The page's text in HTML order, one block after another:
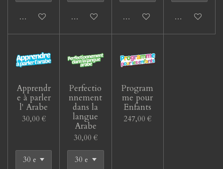
Ajouter au panierAjouter au panierAjouter au panierAjouter au
Apprendr
e à parler
l' Arabe
30,00 €
Perfectio
nnement
dans la
langue
Arabe
30,00 €
Program
me pour
Enfants
247,00 €